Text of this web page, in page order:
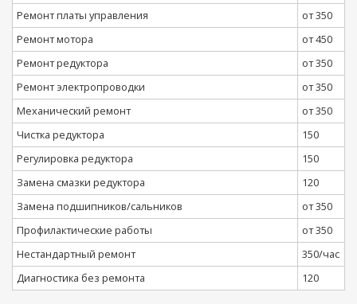
Ремонт платы управления
от 350
Ремонт мотора
от 450
Ремонт редуктора
от 350
Ремонт электропроводки
от 350
Механический ремонт
от 350
Чистка редуктора
150
Регулировка редуктора
150
Замена смазки редуктора
120
Замена подшипников/сальников
от 350
Профилактические работы
от 350
Нестандартный ремонт
350/час
Диагностика без ремонта
120